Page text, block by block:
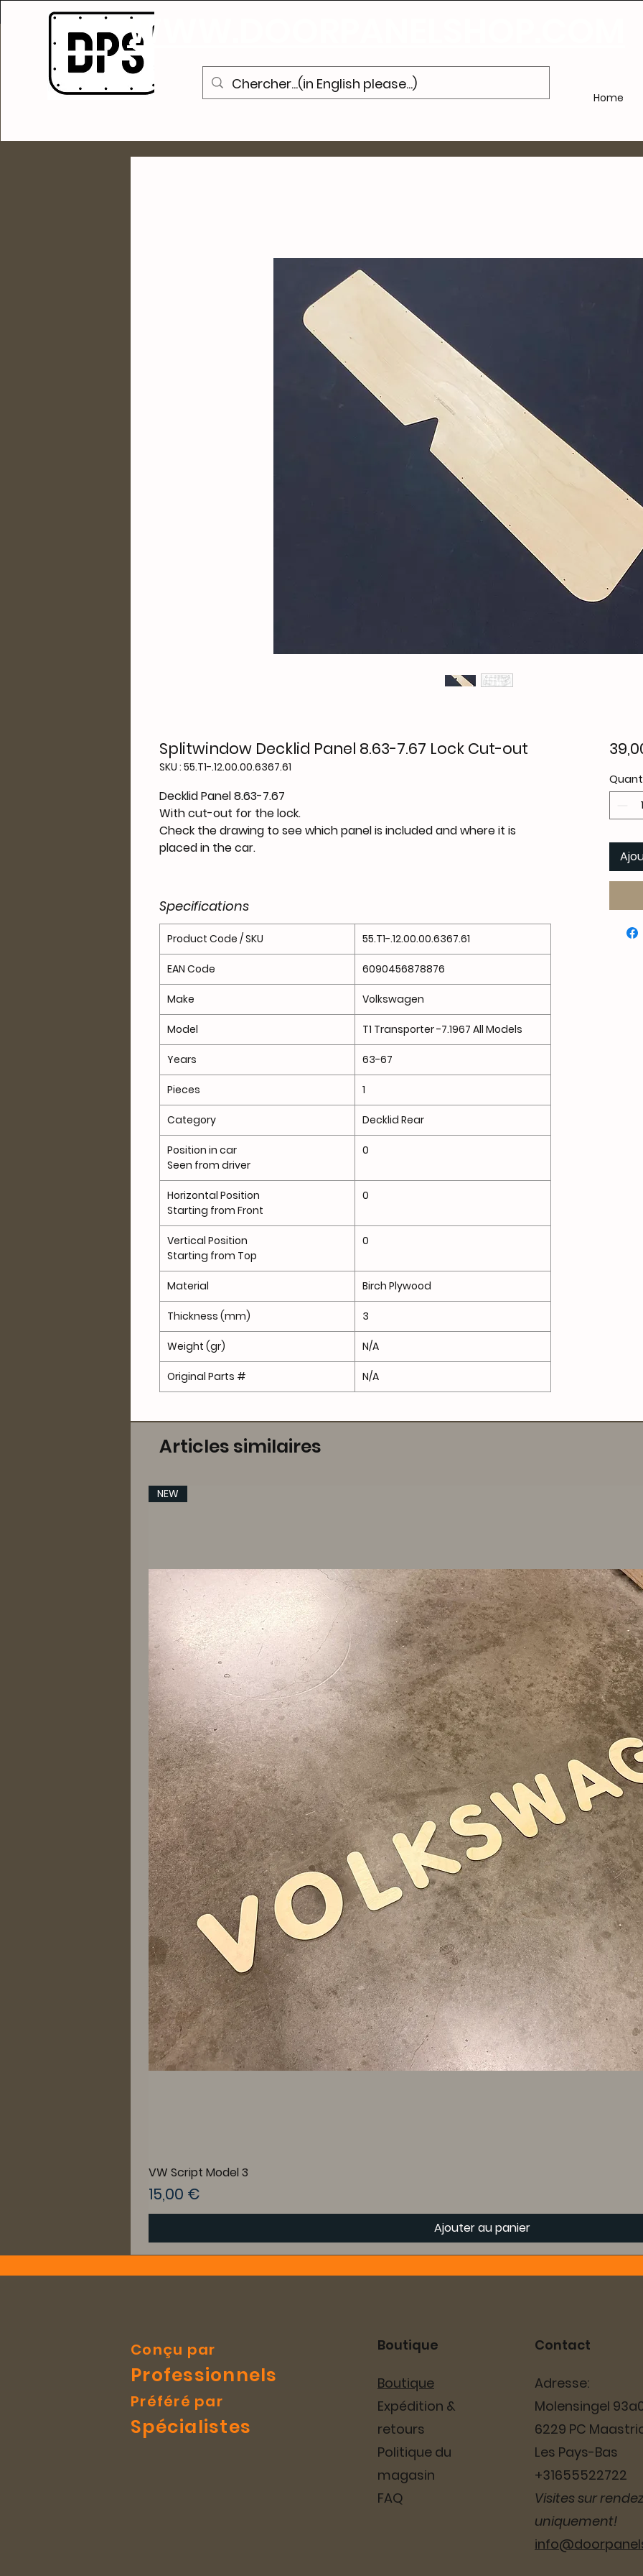
WWW.DOORPANELSHOP.COM
Home
Splitwindow Decklid Panel 8.63-7.67 Lock Cut-out
SKU : 55.T1-.12.00.00.6367.61
Decklid Panel 8.63-7.67
With cut-out for the lock.
Check the drawing to see which panel is included and where it is
placed in the car.
Specifications
Product Code / SKU 55.T1-.12.00.00.6367.61
EAN Code 6090456878876
Make Volkswagen
Model T1 Transporter -7.1967 All Models
Years 63-67
Pieces 1
Category Decklid Rear
Position in car
Seen from driver
0
Horizontal Position
Starting from Front
0
Vertical Position
Starting from Top
0
Material Birch Plywood
Thickness (mm) 3
Weight (gr) N/A
Original Parts # N/A
Articles similaires
NEW
VW Script Model 3
Prix
15,00 €
Ajouter au panier
Conçu par
Professionnels
Préféré par
Spécialistes
Boutique
Boutique
Expédition &
retours
Politique du
magasin
FAQ
Contact
Adresse:
Molensingel
6229 PC
Les Pays-Bas
+31655522722
Visites sur
uniquement!